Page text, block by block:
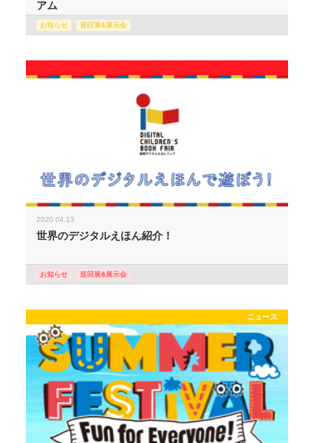
アム
お知らせ 巡回展&展示会
2020.04.13
世界のデジタルえほん紹介！
お知らせ 巡回展&展示会
ニュース